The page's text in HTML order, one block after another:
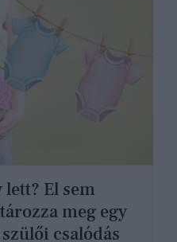
El sem
meg egy
csalódás